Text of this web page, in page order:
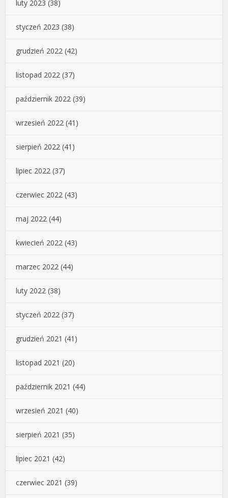
luty 2023 (38)
styczeń 2023 (38)
grudzień 2022 (42)
listopad 2022 (37)
październik 2022 (39)
wrzesień 2022 (41)
sierpień 2022 (41)
lipiec 2022 (37)
czerwiec 2022 (43)
maj 2022 (44)
kwiecień 2022 (43)
marzec 2022 (44)
luty 2022 (38)
styczeń 2022 (37)
grudzień 2021 (41)
listopad 2021 (20)
październik 2021 (44)
wrzesień 2021 (40)
sierpień 2021 (35)
lipiec 2021 (42)
czerwiec 2021 (39)